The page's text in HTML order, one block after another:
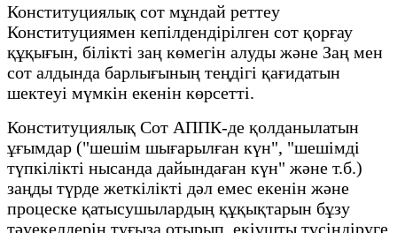
Конституциялық сот мұндай реттеу
Конституциямен кепілдендірілген сот қорғау
құқығын, білікті заң көмегін алуды және Заң мен
сот алдында барлығының теңдігі қағидатын
шектеуі мүмкін екенін көрсетті.
Конституциялық Сот АППК-де қолданылатын
ұғымдар ("шешім шығарылған күн", "шешімді
түпкілікті нысанда дайындаған күн" және т.б.)
заңды түрде жеткілікті дәл емес екенін және
процеске қатысушылардың құқықтарын бұзу
тәуекелдерін туғыза отырып, екіұшты түсіндіруге